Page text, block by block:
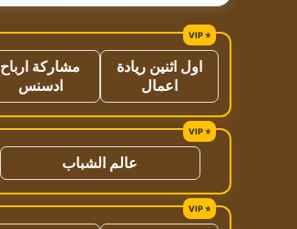
اول اثنين ريادة
اعمال
مشاركة ارباح
ادسنس
عالم الشباب